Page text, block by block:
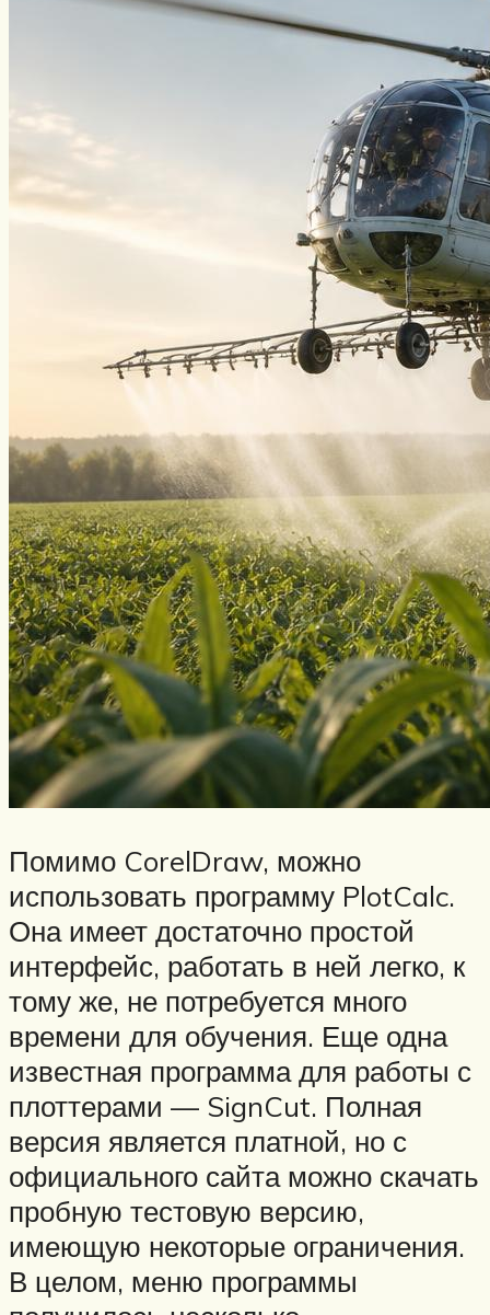
Помимо CorelDraw, можно
использовать программу PlotCalc.
Она имеет достаточно простой
интерфейс, работать в ней легко, к
тому же, не потребуется много
времени для обучения. Еще одна
известная программа для работы с
плоттерами — SignCut. Полная
версия является платной, но с
официального сайта можно скачать
пробную тестовую версию,
имеющую некоторые ограничения.
В целом, меню программы